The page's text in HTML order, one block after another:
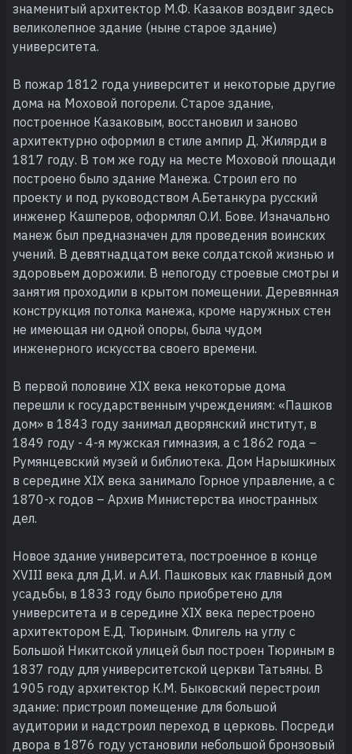
знаменитый архитектор М.Ф. Казаков воздвиг здесь
великолепное здание (ныне старое здание)
университета.
В пожар 1812 года университет и некоторые другие
дома на Моховой погорели. Старое здание,
построенное Казаковым, восстановил и заново
архитектурно оформил в стиле ампир Д. Жилярди в
1817 году. В том же году на месте Моховой площади
построено было здание Манежа. Строил его по
проекту и под руководством А.Бетанкура русский
инженер Кашперов, оформлял О.И. Бове. Изначально
манеж был предназначен для проведения воинских
учений. В девятнадцатом веке солдатской жизнью и
здоровьем дорожили. В непогоду строевые смотры и
занятия проходили в крытом помещении. Деревянная
конструкция потолка манежа, кроме наружных стен
не имеющая ни одной опоры, была чудом
инженерного искусства своего времени.
В первой половине XIX века некоторые дома
перешли к государственным учреждениям: «Пашков
дом» в 1843 году занимал дворянский институт, в
1849 году - 4-я мужская гимназия, а с 1862 года –
Румянцевский музей и библиотека. Дом Нарышкиных
в середине XIX века занимало Горное управление, а с
1870-х годов – Архив Министерства иностранных
дел.
Новое здание университета, построенное в конце
XVIII века для Д.И. и А.И. Пашковых как главный дом
усадьбы, в 1833 году было приобретено для
университета и в середине XIX века перестроено
архитектором Е.Д. Тюриным. Флигель на углу с
Большой Никитской улицей был построен Тюриным в
1837 году для университетской церкви Татьяны. В
1905 году архитектор К.М. Быковский перестроил
здание: пристроил помещение для большой
аудитории и надстроил переход в церковь. Посреди
двора в 1876 году установили небольшой бронзовый